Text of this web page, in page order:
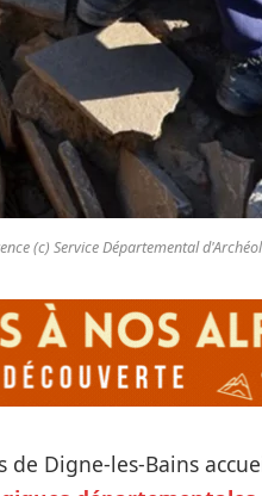
(c) Service Départemental
de Digne-les-Bains